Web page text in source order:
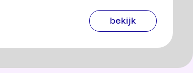
bekijk